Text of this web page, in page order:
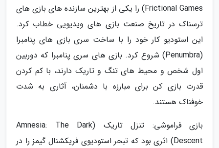
Frictional Games) را یکی از بهترین سازنده های بازی های
ترسناک در تاریخ صنعت بازی های ویدیویی خطاب کرد.
این استودیو کار خود را با ساخت سری بازی های پنامبرا
(Penumbra) شروع کرد. بازی های سری پنامبرا که دوربین
اول شخص و محیط های تنگ و تاریک دارند، با کم کردن
قدرت بازی کن برای مبارزه با دشمنان، آثاری به شدت
خوفناک هستند.
بازی فراموشی: تنزل تاریک (Amnesia: The Dark
Descent) اثری بود که تبحر استودیوی فریکشنال گیمز را در